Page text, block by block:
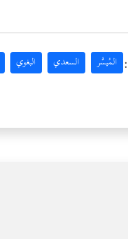
المُيسَّر السعدي البغوي